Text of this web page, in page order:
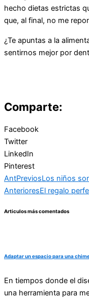
hecho dietas estrictas
que, al final, no me
¿Te apuntas a la
sentirnos mejor por
Comparte:
Facebook
Twitter
LinkedIn
Pinterest
AntPreviosLos niños
AnterioresEl regalo
Articulos más comentados
Adaptar un espacio para una
En tiempos donde el
una herramienta para